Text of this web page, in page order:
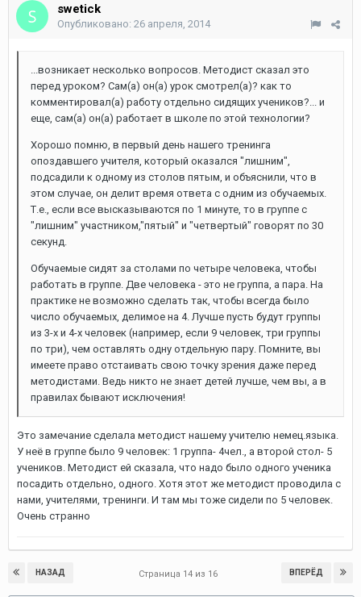
swetick
Опубликовано: 26 апреля, 2014
...возникает несколько вопросов. Методист сказал это
перед уроком? Сам(а) он(а) урок смотрел(а)? как то
комментировал(а) работу отдельно сидящих учеников?... и
еще, сам(а) он(а) работает в школе по этой технологии?
Хорошо помню, в первый день нашего тренинга
опоздавшего учителя, который оказался "лишним",
подсадили к одному из столов пятым, и объяснили, что в
этом случае, он делит время ответа с одним из обучаемых.
Т.е., если все высказываются по 1 минуте, то в группе с
"лишним" участником,"пятый" и "четвертый" говорят по 30
секунд.
Обучаемые сидят за столами по четыре человека, чтобы
работать в группе. Две человека - это не группа, а пара. На
практике не возможно сделать так, чтобы всегда было
число обучаемых, делимое на 4. Лучше пусть будут группы
из 3-х и 4-х человек (например, если 9 человек, три группы
по три), чем оставлять одну отдельную пару. Помните, вы
имеете право отстаивать свою точку зрения даже перед
методистами. Ведь никто не знает детей лучше, чем вы, а в
правилах бывают исключения!
Это замечание сделала методист нашему учителю немец.языка.
У неё в группе было 9 человек: 1 группа- 4чел., а второй стол- 5
учеников. Методист ей сказала, что надо было одного ученика
посадить отдельно, одного. Хотя этот же методист проводила с
нами, учителями, тренинги. И там мы тоже сидели по 5 человек.
Очень странно
НАЗАД ВПЕРЁД
Страница 14 из 16